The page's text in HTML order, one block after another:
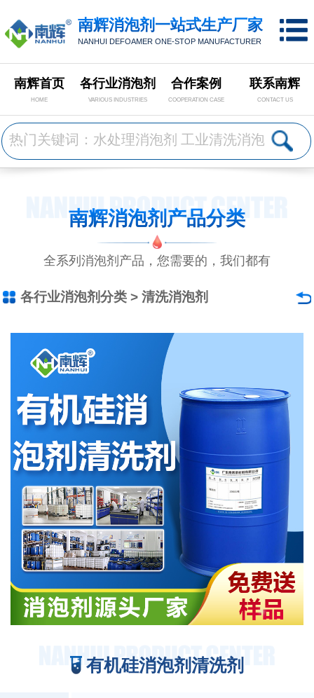
南辉消泡剂一站式生产厂家
NANHUI DEFOAMER ONE-STOP MANUFACTURER
南辉首页
HOME
各行业消泡剂
VARIOUS INDUSTRIES
合作案例
COOPERATION CASE
联系南辉
CONTACT US
南辉消泡剂产品分类
全系列消泡剂产品，您需要的，我们都有
各行业消泡剂分类> 清洗消泡剂
有机硅消泡剂清洗剂